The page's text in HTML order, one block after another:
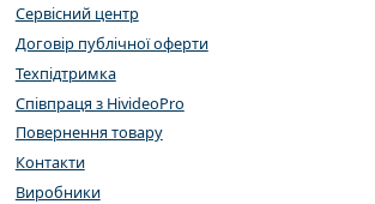
Сервісний центр
Договір публічної оферти
Техпідтримка
Співпраця з HivideoPro
Повернення товару
Контакти
Виробники